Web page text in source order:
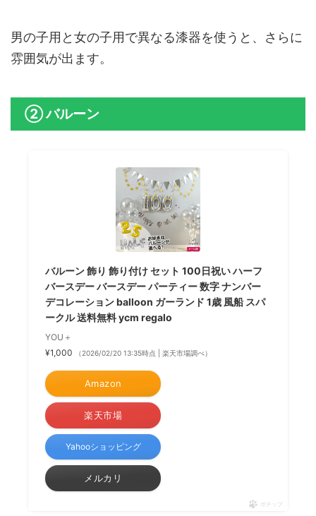
男の子用と女の子用で異なる漆器を使うと、さらに
雰囲気が出ます。
② バルーン
バルーン 飾り 飾り付け セット 100日祝い ハーフ
バースデー バースデー パーティー 数字 ナンバー
デコレーション balloon ガーランド 1歳 風船 スパ
ークル 送料無料 ycm regalo
YOU＋
¥1,000
（2026/02/20 13:35時点 | 楽天市場調べ）
Amazon
楽天市場
Yahooショッピング
メルカリ
ポチップ